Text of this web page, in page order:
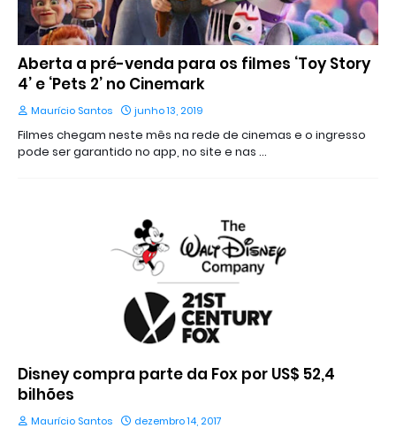
Aberta a pré-venda para os filmes ‘Toy Story
4’ e ‘Pets 2’ no Cinemark
Maurício Santos junho 13, 2019
Filmes chegam neste mês na rede de cinemas e o ingresso
pode ser garantido no app, no site e nas …
Disney compra parte da Fox por US$ 52,4
bilhões
Maurício Santos dezembro 14, 2017